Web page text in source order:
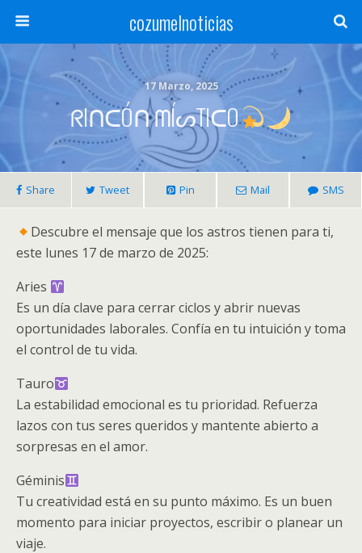
cozumelnoticias
17 Marzo, 2025
ᖇIᑎᑕÓᑎ ᗰÍᔕTIᑕO
Share Tweet Pin Mail SMS
Descubre el mensaje que los astros tienen para ti,
este lunes 17 de marzo de 2025:
Aries
Es un día clave para cerrar ciclos y abrir nuevas
oportunidades laborales. Confía en tu intuición y toma
el control de tu vida.
Tauro
La estabilidad emocional es tu prioridad. Refuerza
lazos con tus seres queridos y mantente abierto a
sorpresas en el amor.
Géminis
Tu creatividad está en su punto máximo. Es un buen
momento para iniciar proyectos, escribir o planear un
viaje.